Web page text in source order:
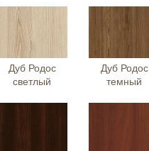
Дуб Родос
светлый
Дуб Родос
темный